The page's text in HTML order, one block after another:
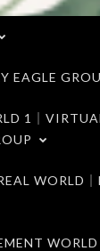
EAGLE
1｜
WORLD